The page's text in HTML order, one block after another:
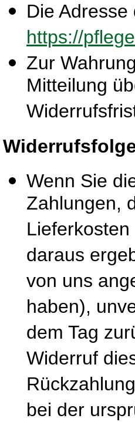
Die
https://
Zur
Mitteilung
Wenn Sie
Zahlungen,
daraus
von uns
haben),
dem Tag
Widerruf
bei der